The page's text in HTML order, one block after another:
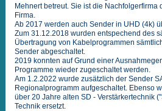
Mehnert betreut. Sie ist die Nachfolgerfirma
Firma.
Ab 2017 werden auch Sender in UHD (4k)
Zum 31.12.2018 wurden entspechend des
Übertragung von Kabelprogrammen
Sender abgeschaltet.
2019 konnten auf Grund einer
Programme wieder zugeschaltet werden.
Am 1.2.2022 wurde zusätzlich der Sender
Regionalprogramm aufgeschaltet. Ebenso
über 20 Jahre alten SD - Verstärkertechnik
Technik ersetzt.